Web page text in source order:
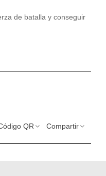
de batalla y conseguir
QR
Compartir